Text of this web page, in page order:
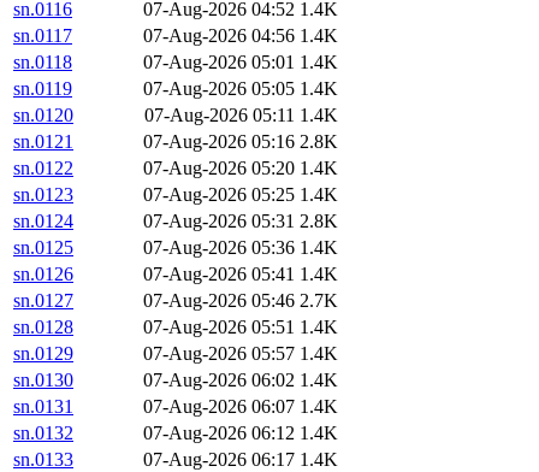
sn.0116 07-Aug-2026 04:52 1.4K
sn.0117
07-Aug-2026 04:56 1.4K
sn.0118
07-Aug-2026 05:01 1.4K
sn.0119
07-Aug-2026 05:05 1.4K
sn.0120
07-Aug-2026 05:11 1.4K
sn.0121
07-Aug-2026 05:16 2.8K
sn.0122
07-Aug-2026 05:20 1.4K
sn.0123
07-Aug-2026 05:25 1.4K
sn.0124
07-Aug-2026 05:31 2.8K
sn.0125
07-Aug-2026 05:36 1.4K
sn.0126
07-Aug-2026 05:41 1.4K
sn.0127
07-Aug-2026 05:46 2.7K
sn.0128
07-Aug-2026 05:51 1.4K
sn.0129
07-Aug-2026 05:57 1.4K
sn.0130
07-Aug-2026 06:02 1.4K
sn.0131
07-Aug-2026 06:07 1.4K
sn.0132
07-Aug-2026 06:12 1.4K
sn.0133
07-Aug-2026 06:17 1.4K